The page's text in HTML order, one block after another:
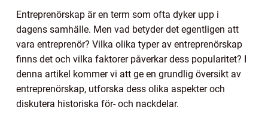
Entreprenörskap är en term som ofta dyker upp i
dagens samhälle. Men vad betyder det egentligen att
vara entreprenör? Vilka olika typer av entreprenörskap
finns det och vilka faktorer påverkar dess popularitet? I
denna artikel kommer vi att ge en grundlig översikt av
entreprenörskap, utforska dess olika aspekter och
diskutera historiska för- och nackdelar.